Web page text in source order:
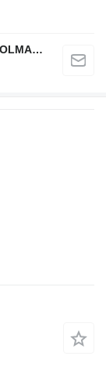
Przedsiębiorstwo Produkcyjno-Handlowe ROLMAPOL Marcin Dziekan